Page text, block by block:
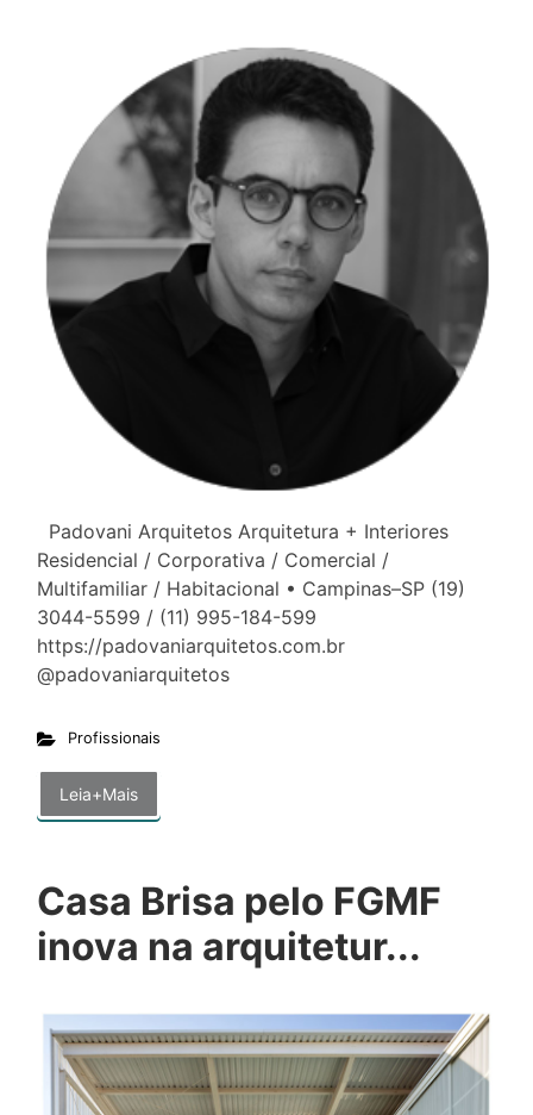
Padovani Arquitetos Arquitetura + Interiores
Residencial / Corporativa / Comercial /
Multifamiliar / Habitacional • Campinas–SP (19)
3044-5599 / (11) 995-184-599
https://padovaniarquitetos.com.br
@padovaniarquitetos
Profissionais
Leia+Mais
Casa Brisa pelo FGMF
inova na arquitetur...